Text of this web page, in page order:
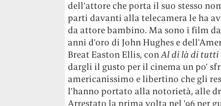
dell’attore che porta il suo stesso
parti davanti alla telecamera le ha
da attore bambino. Ma sono i film
anni d’oro di John Hughes e
Breat Easton Ellis, conAl di là di
dargli il gusto per il cinema un po’
americanissimo e libertino che gli
l’hanno portato alla notorietà, alle
Arrestato la prima volta nel ’96 per